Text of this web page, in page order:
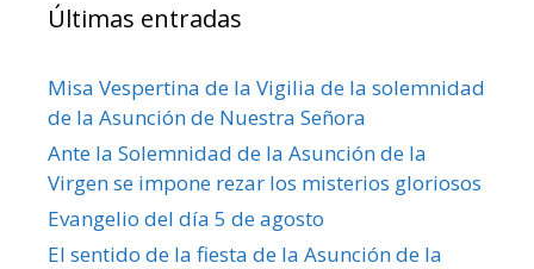
Últimas entradas
Misa Vespertina de la Vigilia de la solemnidad
de la Asunción de Nuestra Señora
Ante la Solemnidad de la Asunción de la
Virgen se impone rezar los misterios gloriosos
Evangelio del día 5 de agosto
El sentido de la fiesta de la Asunción de la